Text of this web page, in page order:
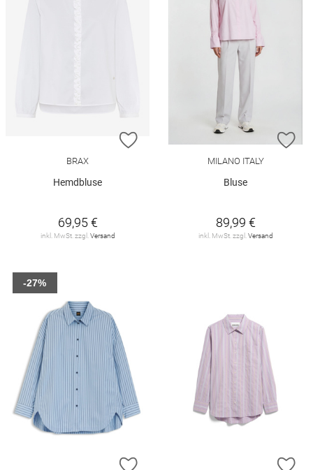
ZUR WUNSCHLISTE HINZUFÜGEN
BRAX
Hemdbluse
69,95 €
inkl. MwSt. zzgl.Versand
MILANO ITALY
Bluse
89,99 €
inkl. MwSt. zzgl.Versand
ZUR WUNSCHLISTE HINZUFÜGEN
-27%